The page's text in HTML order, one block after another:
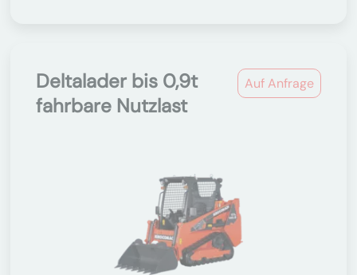
Auf Anfrage
Deltalader bis 0,9t
fahrbare Nutzlast